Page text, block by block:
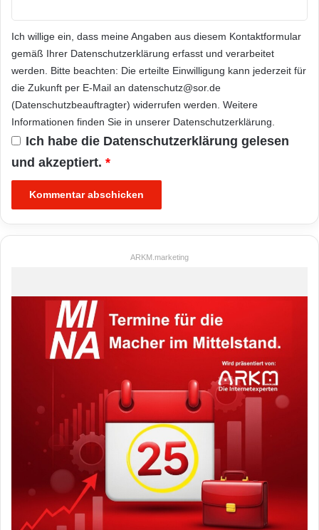
Ich willige ein, dass meine Angaben aus diesem Kontaktformular
gemäß Ihrer Datenschutzerklärung erfasst und verarbeitet
werden. Bitte beachten: Die erteilte Einwilligung kann jederzeit für
die Zukunft per E-Mail an datenschutz@sor.de
(Datenschutzbeauftragter) widerrufen werden. Weitere
Informationen finden Sie in unserer Datenschutzerklärung.
Ich habe die Datenschutzerklärung gelesen
und akzeptiert. *
ARKM.marketing